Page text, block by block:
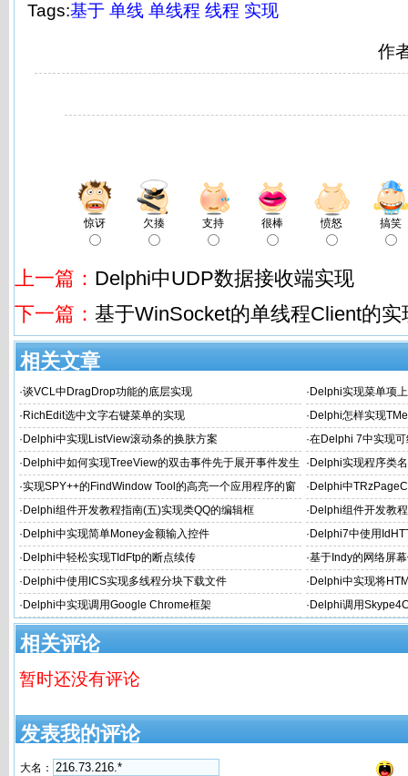
Tags:基于 单线 单线程 线程 实现
作
惊讶 欠揍 支持 很棒 愤怒 搞笑
上一篇： Delphi中UDP数据接收端实现
下一篇： 基于WinSocket的单线程Client的实
相关文章
·谈VCL中DragDrop功能的底层实现 · Delphi实现菜单项
· RichEdit选中文字右键菜单的实现 · Delphi怎样实现
· Delphi中实现ListView滚动条的换肤方案 ·在Delphi 7中实现
· Delphi中如何实现TreeView的双击事件先于展开事件发生 · Delphi实现程序类
·实现SPY++的FindWindow Tool的高亮一个应用程序的窗
体或内部Object的边缘
· Delphi中
· Delphi组件开发教程指南(五)实现类QQ的编辑框 · Delphi组件开发教
· Delphi中实现简单Money金额输入控件 · Delphi7中使用
· Delphi中轻松实现TIdFtp的断点续传 ·基于Indy的网络屏
· Delphi中使用ICS实现多线程分块下载文件 · Delphi中实现将
· Delphi中实现调用Google Chrome框架 · Delphi调用
相关评论
暂时还没有评论
发表我的评论
大名：